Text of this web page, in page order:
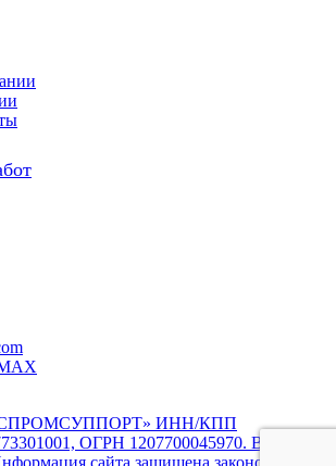
ИНН/КПП
ОГРН 1207700045970. Все права
сайта защищена законом об